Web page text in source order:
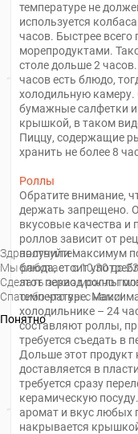
ДОСТАВКА
ОПЛАТА
ВАКАНСИИ
О
НАС
НОВОСТИ
АКЦИИ
КОНТАКТЫ
Войти
Регистрация
температуре не
используется
часов. Быстрее всего
морепродуктами.
столе дольше 2
часов есть блюдо,
холодильную камеру.
бумажные салфетки и
крышкой, в таком
Пиццу, содержащие
хранить не более 8
Роллы
Обратите внимание,
держать запрещено.
вкусовые качества и
роллов зависит от
получили максимум
блюда, стоит
этот период роллы
температуре.
холодильнике – 24
составляют роллы,
требуется съедать в
Дольше этот
доставляется в
требуется сразу
керамическую
аромат и вкус любых
накрывается
Здравствуйте!
Мы работает с 10:30 до
Сделать заказ можно
Спасибо что вы с нами!
Понятно